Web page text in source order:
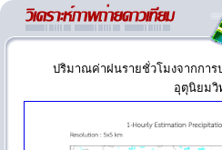
ปริมาณค่าฝนรายชั่วโมงจากกา
อุตุนิยมวิ